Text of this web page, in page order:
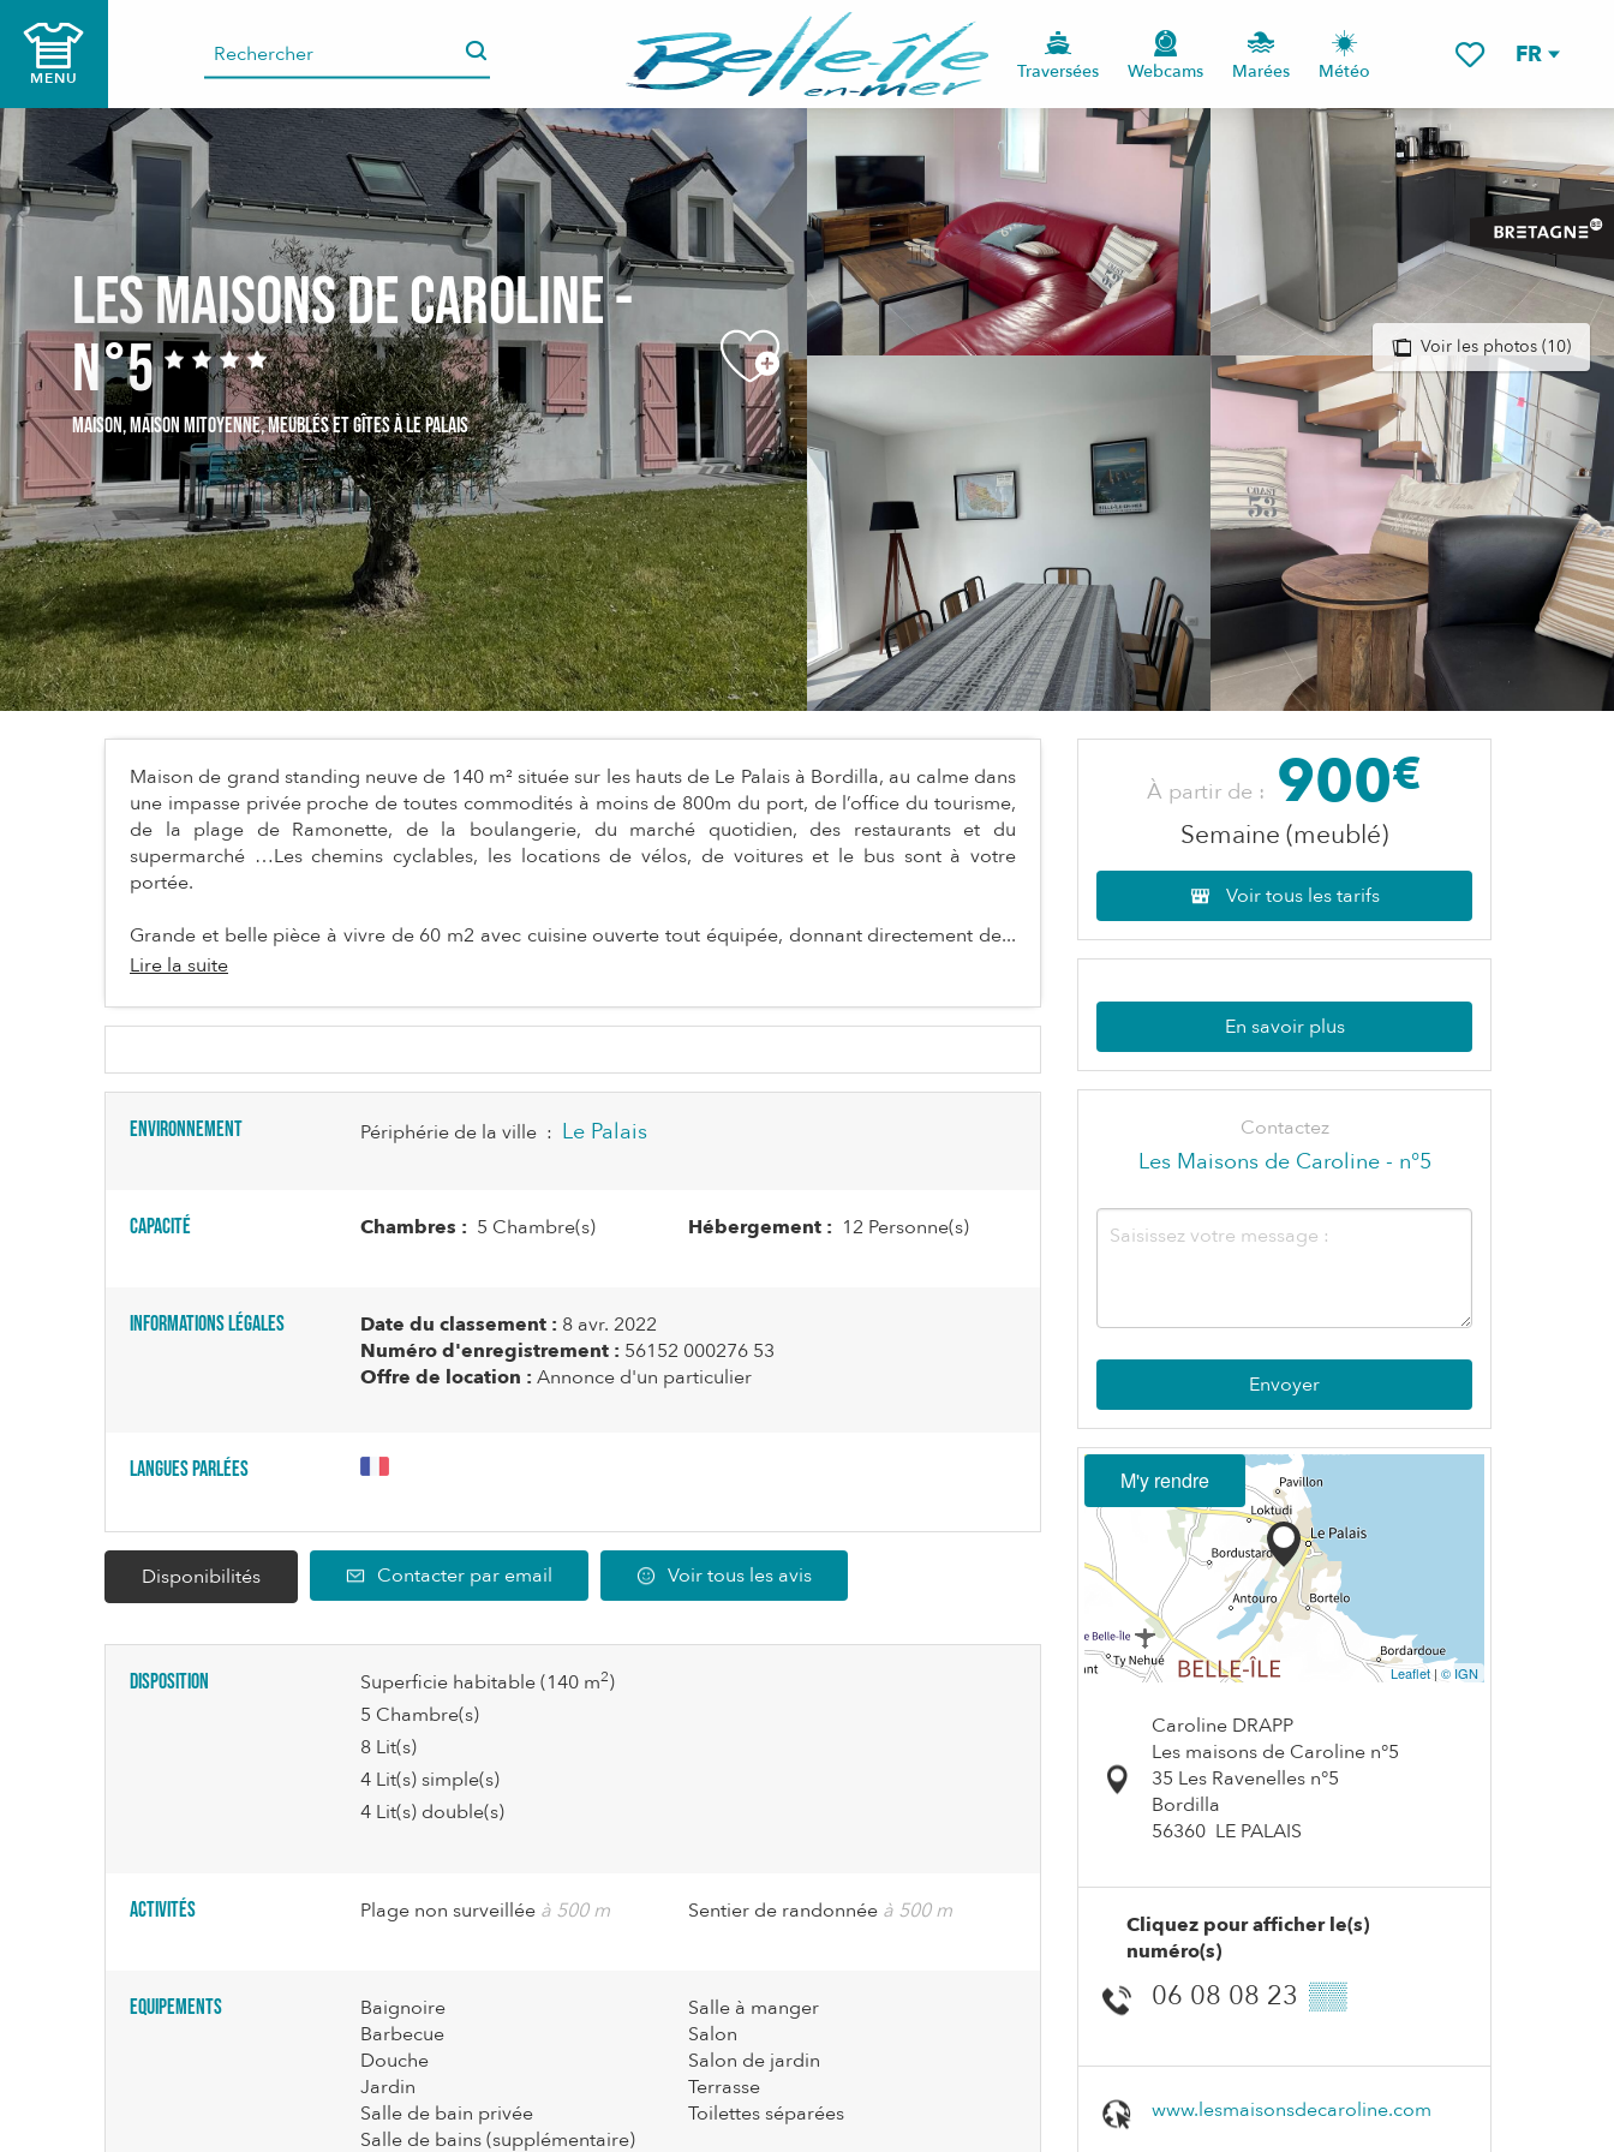
contenu
FR
MENU Traversées Webcams Marées Météo
Voir les photos (10)
Les Maisons de Caroline -
n°5
MAISON,MAISON MITOYENNE,MEUBLÉS ET GÎTESÀ LE PALAIS
Maison de grand standing neuve de 140 m² située sur les hauts de Le Palais à Bordilla, au calme dans
une impasse privée proche de toutes commodités à moins de 800m du port, de l’office du tourisme,
de la plage de Ramonette, de la boulangerie, du marché quotidien, des restaurants et du
supermarché …Les chemins cyclables, les locations de vélos, de voitures et le bus sont à votre
portée.
Grande et belle pièce à vivre de 60 m2 avec cuisine ouverte tout équipée, donnant directement de...
Lire la suite
Environnement Périphérie de la ville : Le Palais
Capacité Chambres : 5 Chambre(s) Hébergement : 12 Personne(s)
Informations légales Date du classement : 8 avr. 2022
Numéro d'enregistrement : 56152 000276 53
Offre de location : Annonce d'un particulier
Langues parlées
Disponibilités Contacter par email Voir tous les avis
Disposition Superficie habitable(140 m2)
5 Chambre(s)
8 Lit(s)
4 Lit(s) simple(s)
4 Lit(s) double(s)
Activités Plage non surveillée à 500 m Sentier de randonnée à 500 m
Equipements
Baignoire
Barbecue
Douche
Jardin
Salle de bain privée
Salle de bains (supplémentaire)
Salle à manger
Salon
Salon de jardin
Terrasse
Toilettes séparées
À partir de : 900€
Semaine (meublé)
Voir tous les tarifs
En savoir plus
Contactez
Les Maisons de Caroline - n°5
Envoyer
M'y rendre
Leaflet | © IGN
Caroline DRAPP
Les maisons de Caroline n°5
35 Les Ravenelles n°5
Bordilla
56360 LE PALAIS
Cliquez pour afficher le(s)
numéro(s)
06 08 08 23 ▒▒
www.lesmaisonsdecaroline.com